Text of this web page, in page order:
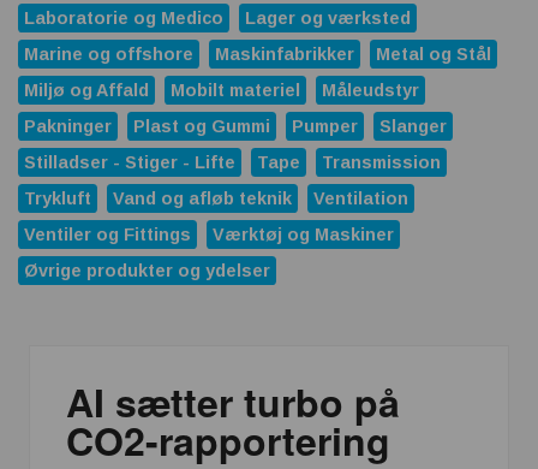
Laboratorie og Medico
Lager og værksted
Marine og offshore
Maskinfabrikker
Metal og Stål
Miljø og Affald
Mobilt materiel
Måleudstyr
Pakninger
Plast og Gummi Pumper
Slanger
Stilladser - Stiger - Lifte
Tape
Transmission
Trykluft
Vand og afløb teknik
Ventilation
Ventiler og Fittings
Værktøj og Maskiner
Øvrige produkter og ydelser
AI sætter turbo på
CO2-rapportering